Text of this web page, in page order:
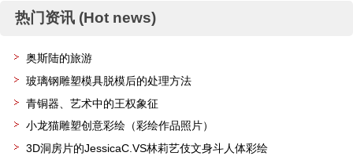
热门资讯 (Hot news)
奥斯陆的旅游
玻璃钢雕塑模具脱模后的处理方法
青铜器、艺术中的王权象征
小龙猫雕塑创意彩绘（彩绘作品照片）
3D洞房片的JessicaC.VS林莉艺伎文身斗人体彩绘